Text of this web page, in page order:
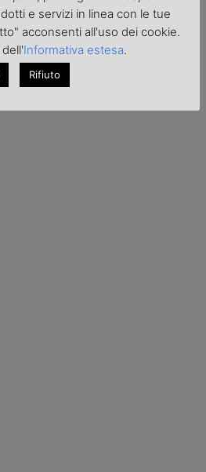
e servizi in linea con le tue
acconsenti all'uso dei cookie.
Informativa estesa.
Rifiuto